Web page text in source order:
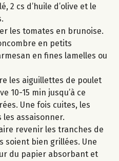
2 cs d’huile d’olive et le
les tomates en brunoise.
en petits
en fines lamelles ou
les aiguillettes de poulet
10-15 min jusqu’à ce
Une fois cuites, les
les assaisonner.
revenir les tranches de
soient bien grillées. Une
du papier absorbant et